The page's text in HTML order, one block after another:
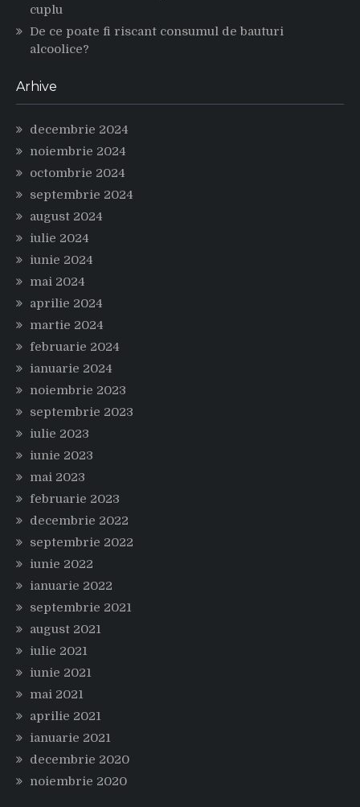
cuplu
De ce poate fi riscant consumul de bauturi
alcoolice?
Arhive
decembrie 2024
noiembrie 2024
octombrie 2024
septembrie 2024
august 2024
iulie 2024
iunie 2024
mai 2024
aprilie 2024
martie 2024
februarie 2024
ianuarie 2024
noiembrie 2023
septembrie 2023
iulie 2023
iunie 2023
mai 2023
februarie 2023
decembrie 2022
septembrie 2022
iunie 2022
ianuarie 2022
septembrie 2021
august 2021
iulie 2021
iunie 2021
mai 2021
aprilie 2021
ianuarie 2021
decembrie 2020
noiembrie 2020